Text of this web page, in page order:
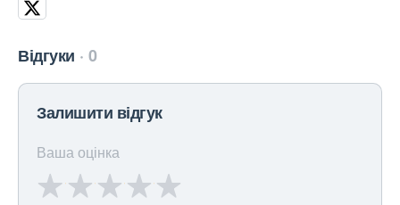
Відгуки 0
Залишити відгук
Ваша оцінка